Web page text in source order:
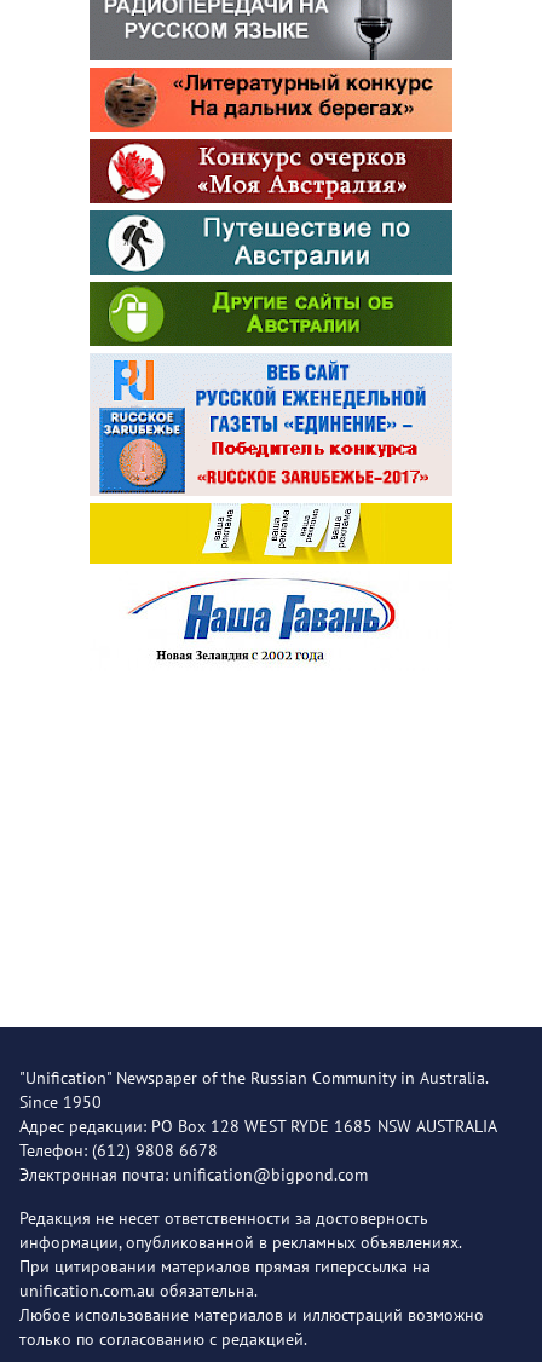
"Unification" Newspaper of the Russian Community in Australia.
Since 1950
Адрес редакции: PO Box 128 WEST RYDE 1685 NSW AUSTRALIA
Телефон: (612) 9808 6678
Электронная почта: unification@bigpond.com
Редакция не несет ответственности за достоверность
информации, опубликованной в рекламных объявлениях.
При цитировании материалов прямая гиперссылка на
unification.com.au обязательна.
Любое использование материалов и иллюстраций возможно
только по согласованию с редакцией.